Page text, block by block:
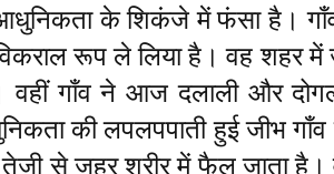
के शिकंजे में फंसा है। गाँव
रूप ले लिया है। वह शहर में
वहीं गाँव ने आज दलाली और
की लपलपपाती हुई जीभ
से जहर शरीर में फैल जाता